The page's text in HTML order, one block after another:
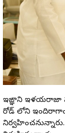
ఇసైఙ్ఞాని ఇళయరాజా
రోడ్ లోని